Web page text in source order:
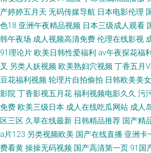
产婷婷五月天 无码传媒导航 日本电影伦理
色18 亚洲午夜精品视频 日本三级成人观看
韩午夜场 成人视频高清免费 伦理在线影视
91理论片 欧美日韩性爱福利 av午夜探花福
叉 另类人妖视频 欧美熟妇穴视频 丁香五月
豆花福利视频 轮理片自拍偷拍 日韩欧美美
影院 丁香影视五月花 福利视频电影久久 污
免费 欧美三级日本 成人在线吃瓜网站 成人
区三区 久草在线最新 日韩精品推荐 国产精
a片123 另类视频欧美 国产在线直播 亚洲卡
费看黄 操操无码视频 国产高清第一页 91国